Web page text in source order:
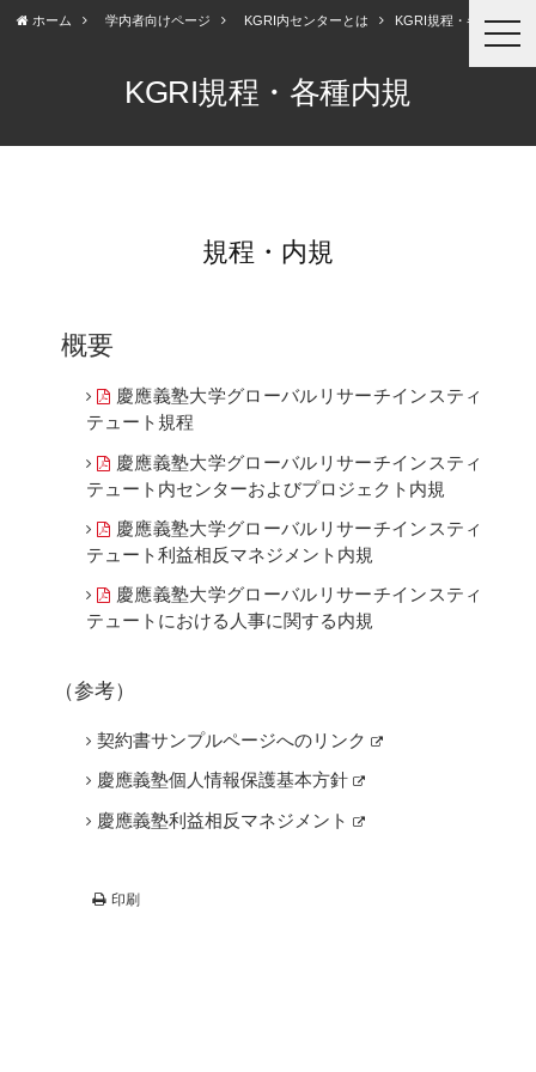
ホーム 学内者向けページ KGRI内センターとは KGRI規程・各種内規
KGRI規程・各種内規
規程・内規
概要
慶應義塾大学グローバルリサーチインスティ
テュート規程
慶應義塾大学グローバルリサーチインスティ
テュート内センターおよびプロジェクト内規
慶應義塾大学グローバルリサーチインスティ
テュート利益相反マネジメント内規
慶應義塾大学グローバルリサーチインスティ
テュートにおける人事に関する内規
（参考）
契約書サンプルページへのリンク
慶應義塾個人情報保護基本方針
慶應義塾利益相反マネジメント
印刷